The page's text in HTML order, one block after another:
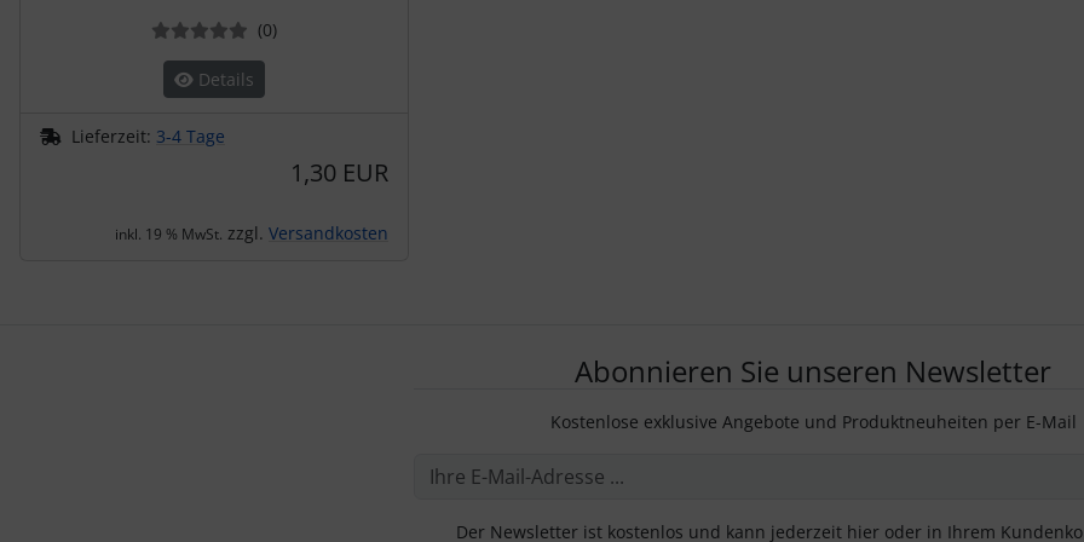
(0Bewertungen
)
Details
Lieferzeit: 3-4 Tage
1,30 EUR
inkl. 19 % MwSt. zzgl. Versandkosten
Abonnieren Sie unseren Newsletter
Kostenlose exklusive Angebote und Produktneuheiten per E-Mail
Der Newsletter ist kostenlos und kann jederzeit hier oder in Ihrem